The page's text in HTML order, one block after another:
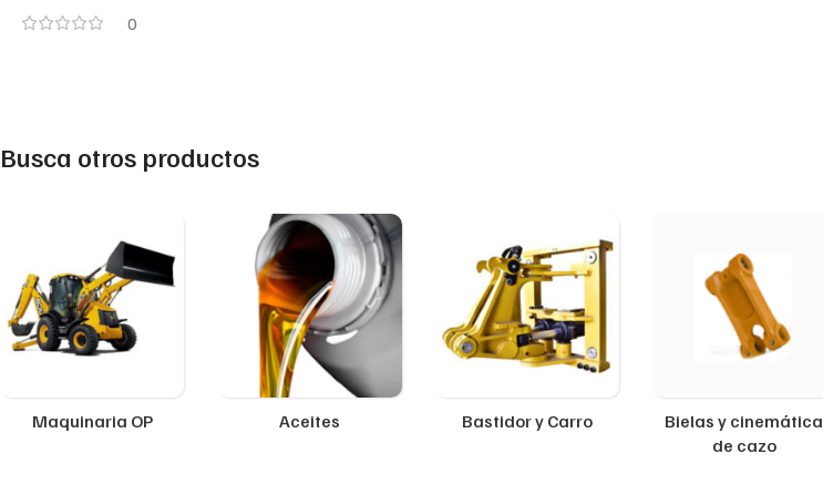
0
Busca otros productos
Maquinaria OP Aceites Bastidor y Carro
Bielas y cinemática
de cazo